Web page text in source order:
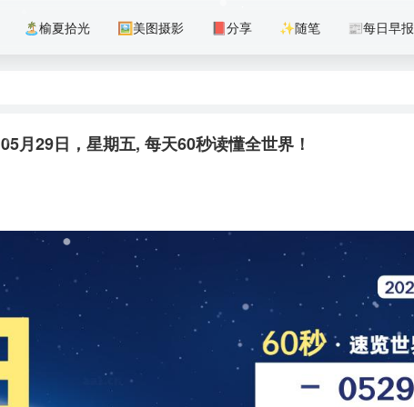
🏝️榆夏拾光 🖼美图摄影 📕分享 ✨随笔 📰每日早报
05月29日，星期五, 每天60秒读懂全世界！